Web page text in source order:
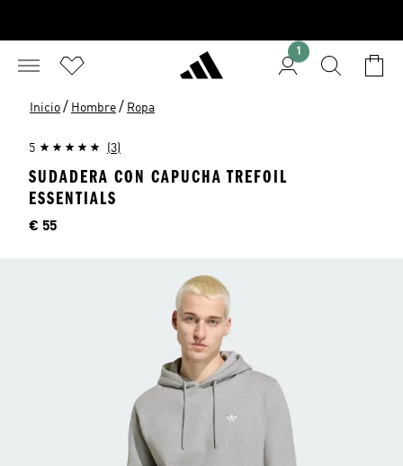
1
Inicio / Hombre / Ropa
5 (3)
SUDADERA CON CAPUCHA TREFOIL
ESSENTIALS
Precio
€ 55